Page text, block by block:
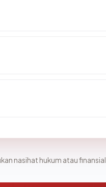
nasihat hukum atau finansial.